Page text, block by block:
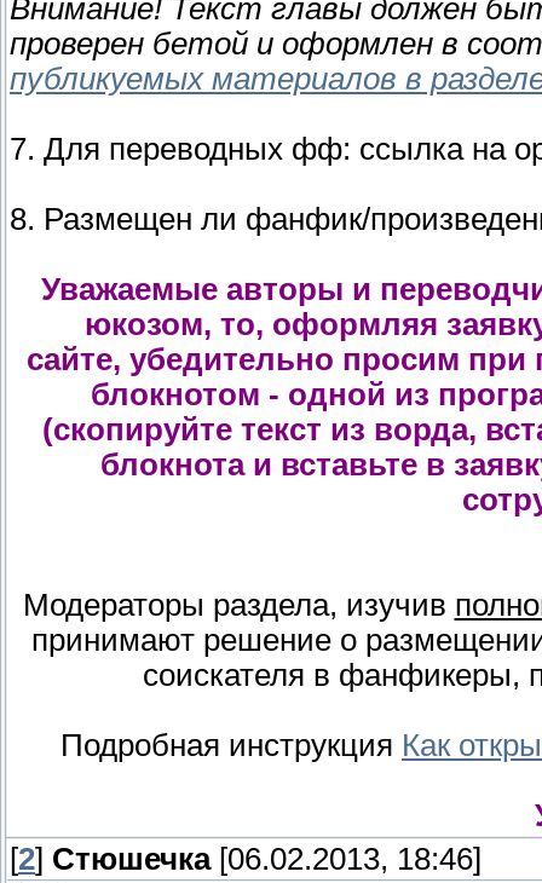
Внимание! Текст главы должен
проверен бетой и оформлен в
публикуемых материалов в
7. Для переводных фф: ссылка на
8. Размещен ли фанфик/
Уважаемые авторы и
юкозом, то, оформляя
сайте, убедительно просим при
блокнотом - одной из
(скопируйте текст из ворда,
блокнота и вставьте в
Модераторы раздела, изучив
принимают решение о
соискателя в фанфикеры,
Подробная инструкция Как
[2] Стюшечка[06.02.2013, 18:46]